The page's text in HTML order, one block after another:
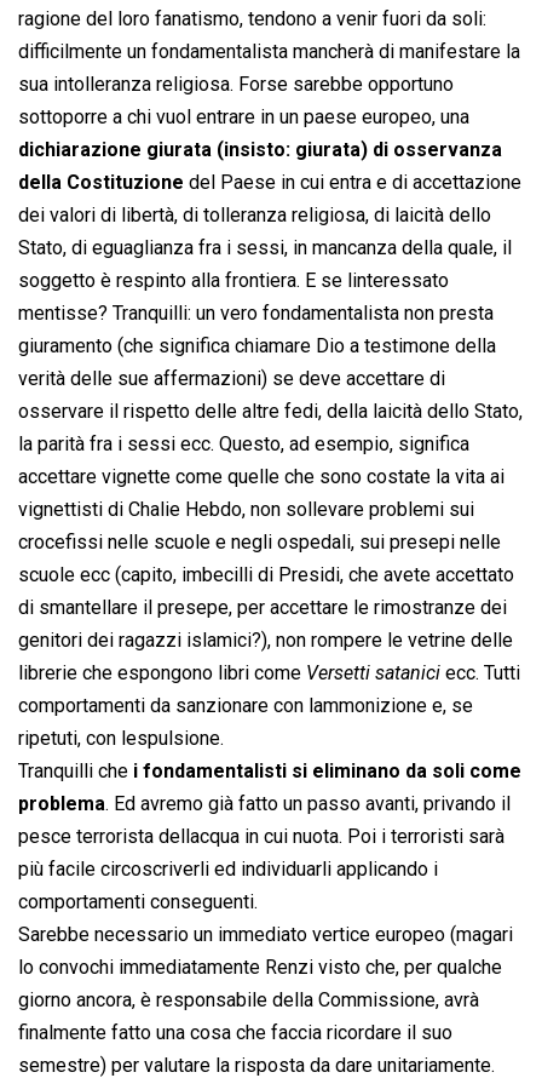
ragione del loro fanatismo, tendono a venir fuori da soli:
difficilmente un fondamentalista mancherà di manifestare la
sua intolleranza religiosa. Forse sarebbe opportuno
sottoporre a chi vuol entrare in un paese europeo, una
dichiarazione giurata (insisto: giurata) di osservanza
della Costituzione del Paese in cui entra e di accettazione
dei valori di libertà, di tolleranza religiosa, di laicità dello
Stato, di eguaglianza fra i sessi, in mancanza della quale, il
soggetto è respinto alla frontiera. E se linteressato
mentisse? Tranquilli: un vero fondamentalista non presta
giuramento (che significa chiamare Dio a testimone della
verità delle sue affermazioni) se deve accettare di
osservare il rispetto delle altre fedi, della laicità dello Stato,
la parità fra i sessi ecc. Questo, ad esempio, significa
accettare vignette come quelle che sono costate la vita ai
vignettisti di Chalie Hebdo, non sollevare problemi sui
crocefissi nelle scuole e negli ospedali, sui presepi nelle
scuole ecc (capito, imbecilli di Presidi, che avete accettato
di smantellare il presepe, per accettare le rimostranze dei
genitori dei ragazzi islamici?), non rompere le vetrine delle
librerie che espongono libri come Versetti satanici  ecc. Tutti
comportamenti da sanzionare con lammonizione e, se
ripetuti, con lespulsione.
Tranquilli che i fondamentalisti si eliminano da soli come
problema. Ed avremo già fatto un passo avanti, privando il
pesce terrorista dellacqua in cui nuota. Poi i terroristi sarà
più facile circoscriverli ed individuarli applicando i
comportamenti conseguenti.
Sarebbe necessario un immediato vertice europeo (magari
lo convochi immediatamente Renzi visto che, per qualche
giorno ancora, è responsabile della Commissione, avrà
finalmente fatto una cosa che faccia ricordare il suo
semestre) per valutare la risposta da dare unitariamente.